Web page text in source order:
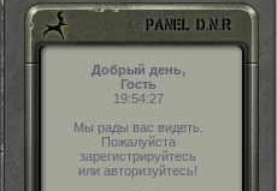
Добрый день,
Гость
19:54:28
Мы рады вас видеть.
Пожалуйста
зарегистрируйтесь
или авторизуйтесь!